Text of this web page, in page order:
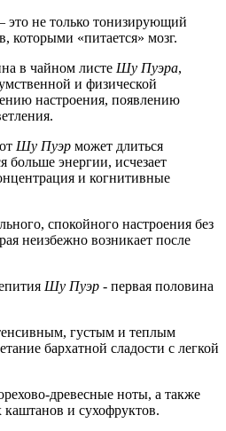
не только тонизирующий
которыми «питается» мозг.
в чайном листе Шу Пуэра,
и физической
настроения, появлению
Шу Пуэр может длиться
больше энергии, исчезает
и когнитивные
спокойного настроения без
неизбежно возникает после
Шу Пуэр - первая половина
густым и теплым
бархатной сладости с легкой
древесные ноты, а также
и сухофруктов.